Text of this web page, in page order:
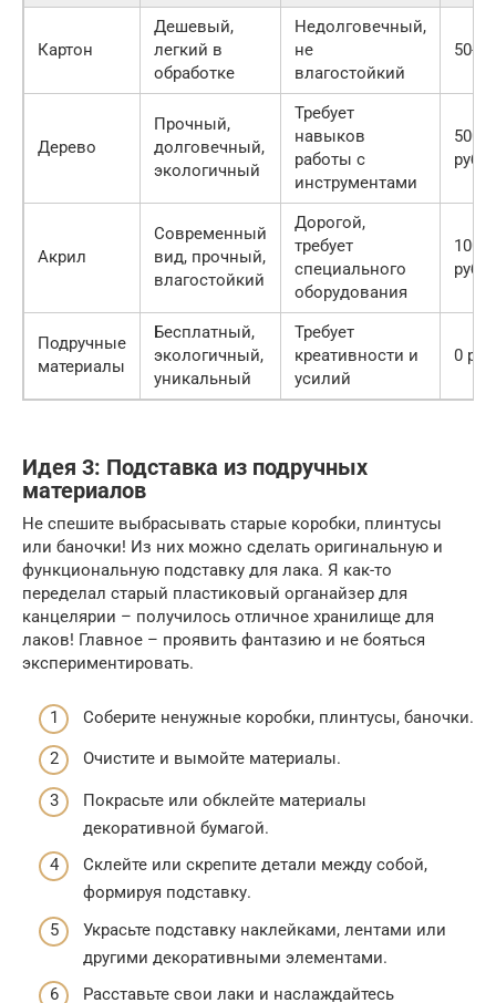
Картон
Дешевый,
легкий в
обработке
Недолговечный,
не
влагостойкий
50-
Дерево
Прочный,
долговечный,
экологичный
Требует
навыков
работы с
инструментами
500-
руб.
Акрил
Современный
вид, прочный,
влагостойкий
Дорогой,
требует
специального
оборудования
руб.
Подручные
материалы
Бесплатный,
экологичный,
уникальный
Требует
креативности и
усилий
0 руб.
Идея 3: Подставка из подручных
материалов
Не спешите выбрасывать старые коробки, плинтусы
или баночки! Из них можно сделать оригинальную и
функциональную подставку для лака. Я как-то
переделал старый пластиковый органайзер для
канцелярии – получилось отличное хранилище для
лаков! Главное – проявить фантазию и не бояться
экспериментировать.
Соберите ненужные коробки, плинтусы, баночки.
Очистите и вымойте материалы.
Покрасьте или обклейте материалы
декоративной бумагой.
Склейте или скрепите детали между собой,
формируя подставку.
Украсьте подставку наклейками, лентами или
другими декоративными элементами.
Расставьте свои лаки и наслаждайтесь